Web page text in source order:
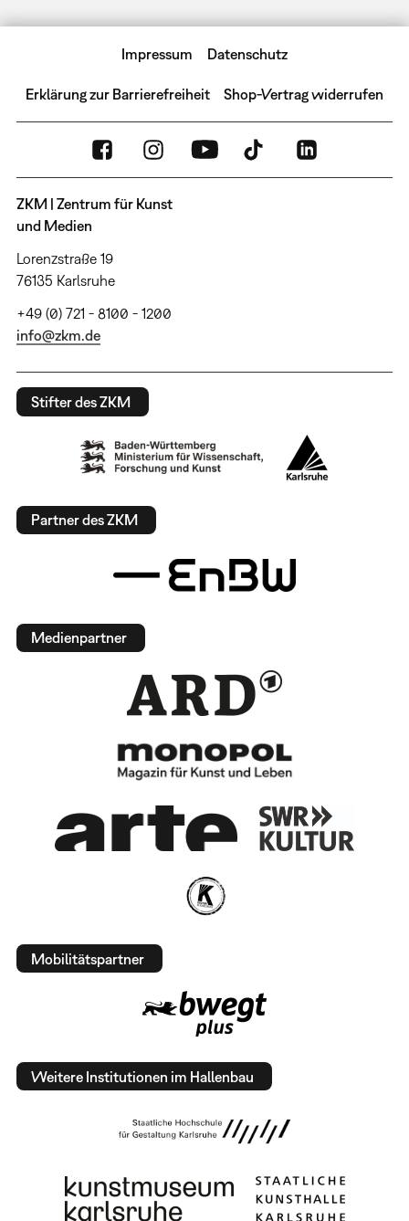
Impressum Datenschutz
Erklärung zur Barrierefreiheit Shop-Vertrag widerrufen
ZKM | Zentrum für Kunst
und Medien
Lorenzstraße 19
76135 Karlsruhe
+49 (0) 721 - 8100 - 1200
info@zkm.de
Stifter des ZKM
Partner des ZKM
Medienpartner
Mobilitätspartner
Weitere Institutionen im Hallenbau